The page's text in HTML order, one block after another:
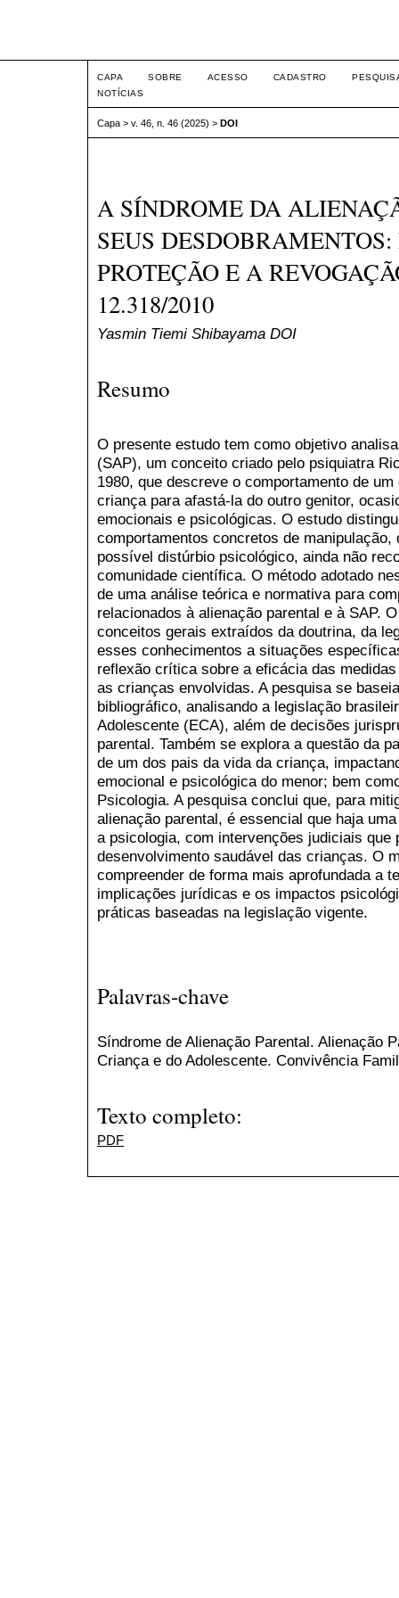
CAPA SOBRE ACESSO CADASTRO
NOTÍCIAS
Capa > v. 46, n. 46 (2025) > DOI
A SÍNDROME DA
SEUS
PROTEÇÃO E A
12.318/2010
Yasmin Tiemi Shibayama DOI
Resumo
O presente estudo tem como objetivo
(SAP), um conceito criado pelo psiquiatra
1980, que descreve o comportamento de
criança para afastá-la do outro genitor,
emocionais e psicológicas. O estudo
comportamentos concretos de manipulação,
possível distúrbio psicológico, ainda não
comunidade científica. O método adotado
de uma análise teórica e normativa para
relacionados à alienação parental e à SAP.
conceitos gerais extraídos da doutrina, da
esses conhecimentos a situações
reflexão crítica sobre a eficácia das
as crianças envolvidas. A pesquisa se
bibliográfico, analisando a legislação
Adolescente (ECA), além de decisões
parental. Também se explora a questão da
de um dos pais da vida da criança,
emocional e psicológica do menor; bem
Psicologia. A pesquisa conclui que, para
alienação parental, é essencial que haja
a psicologia, com intervenções judiciais que
desenvolvimento saudável das crianças. O
compreender de forma mais aprofundada a
implicações jurídicas e os impactos
práticas baseadas na legislação vigente.
Palavras-chave
Síndrome de Alienação Parental. Alienação
Criança e do Adolescente. Convivência
Texto completo:
PDF